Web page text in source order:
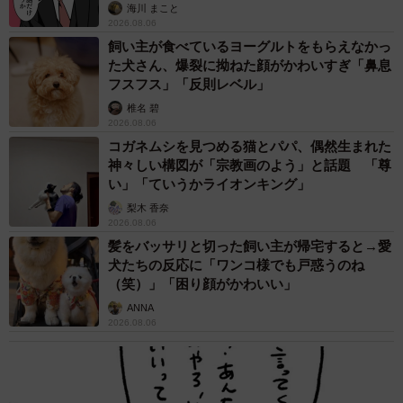
海川 まこと
2026.08.06
飼い主が食べているヨーグルトをもらえなかっ
た犬さん、爆裂に拗ねた顔がかわいすぎ「鼻息
フスフス」「反則レベル」
椎名 碧
2026.08.06
コガネムシを見つめる猫とパパ、偶然生まれた
神々しい構図が「宗教画のよう」と話題 「尊
い」「ていうかライオンキング」
梨木 香奈
2026.08.06
髪をバッサリと切った飼い主が帰宅すると→愛
犬たちの反応に「ワンコ様でも戸惑うのね
（笑）」「困り顔がかわいい」
ANNA
2026.08.06